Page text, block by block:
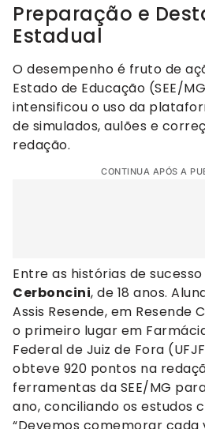
Preparação e
Estadual
O desempenho é fruto de
Estado de Educação (SEE/
intensificou o uso da
de simulados, aulões e
redação.
CONTINUA APÓS A
Entre as histórias de
Cerboncini, de 18 anos.
Assis Resende, em Resende
o primeiro lugar em
Federal de Juiz de Fora
obteve 920 pontos na
ferramentas da SEE/MG
ano, conciliando os estudos